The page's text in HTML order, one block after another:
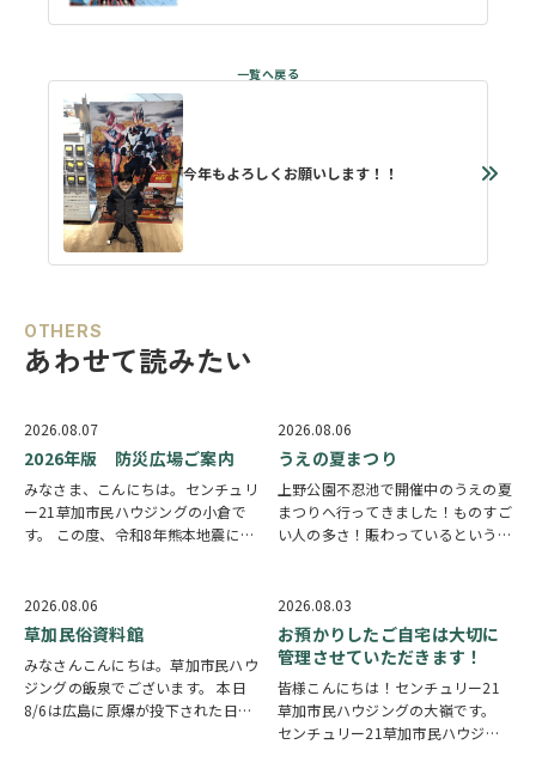
今年もよろしくお願いします！！
OTHERS
あわせて読みたい
2026.08.07
2026年版 防災広場ご案内
みなさま、こんにちは。センチュリ
ー21草加市民ハウジングの小倉で
す。 この度、令和8年熊本地震によ
多い国です。草加市においても、他
人事ではなく、日頃から少しでも、
防災意識を高め…
2026.08.06
うえの夏まつり
上野公園不忍池で開催中のうえの夏
まつりへ行ってきました！ものすご
い人の多さ！賑わっているという言
多く皆さん思い思いに夏祭りを楽し
んでいる様子がとても印象的でした
会場にはたく…
2026.08.06
草加民俗資料館
みなさんこんにちは。草加市民ハウ
ジングの飯泉でございます。 本日
8/6は広島に原爆が投下された日に
2026.08.03
お預かりしたご自宅は大切に
管理させていただきます！
皆様こんにちは！センチュリー21
草加市民ハウジングの大嶺です。
センチュリー21草加市民ハウジン